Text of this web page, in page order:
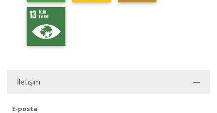
İletişim
E-posta